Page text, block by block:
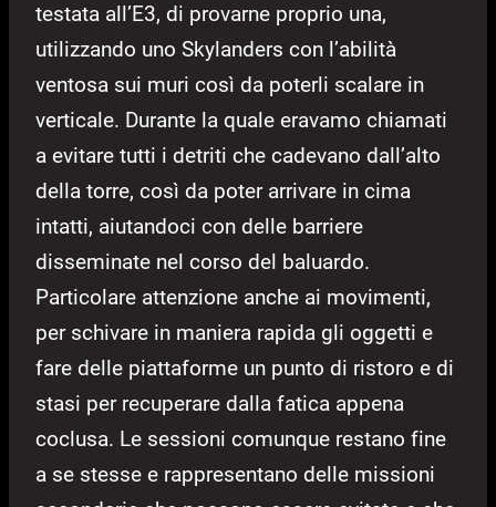
testata all’E3, di provarne proprio una,
utilizzando uno Skylanders con l’abilità
ventosa sui muri così da poterli scalare in
verticale. Durante la quale eravamo chiamati
a evitare tutti i detriti che cadevano dall’alto
della torre, così da poter arrivare in cima
intatti, aiutandoci con delle barriere
disseminate nel corso del baluardo.
Particolare attenzione anche ai movimenti,
per schivare in maniera rapida gli oggetti e
fare delle piattaforme un punto di ristoro e di
stasi per recuperare dalla fatica appena
coclusa. Le sessioni comunque restano fine
a se stesse e rappresentano delle missioni